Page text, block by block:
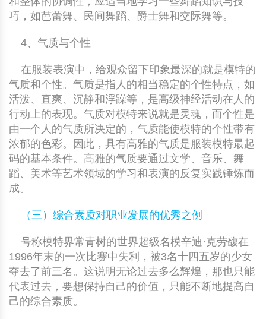
巧，如芭蕾舞、民间舞蹈、爵士舞和交际舞等。
4、气质与个性
在服装表演中，给观众留下印象最深的就是模特的
气质和个性。气质是指人的相当稳定的个性特点，如
活泼、直爽、沉静和浮躁等，是高级神经活动在人的
行动上的表现。气质对模特来说就是灵魂，而个性是
由一个人的气质所决定的，气质能使模特的个性带有
浓郁的色彩。因此，具有高雅的气质是服装模特最起
码的基本条件。高雅的气质要通过文学、音乐、舞
蹈、美术等艺术领域的学习和表演的反复实践锤炼而
成。
（三）综合素质对职业发展的优秀之例
号称模特界常青树的世界超级名模辛迪·克劳馥在
1996年末的一次比赛中失利，被3名十四五岁的少女
夺去了前三名。这说明无论过去多么辉煌，那也只能
代表过去，要想保持自己的价值，只能不断地提高自
己的综合素质。